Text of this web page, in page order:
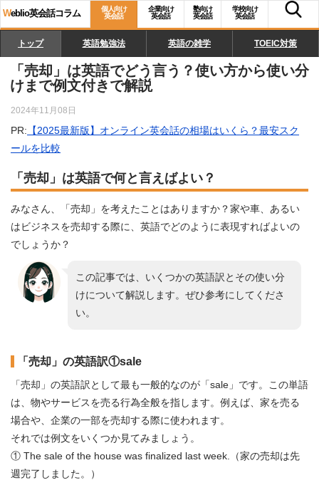
Weblio英会話コラム
個人向け
英会話
企業向け
英会話
塾向け
英会話
学校向け
英会話
トップ 英語勉強法 英語の雑学 TOEIC対策
「売却」は英語でどう言う？使い方から使い分
けまで例文付きで解説
2024年11月08日
PR: 【2025最新版】オンライン英会話の相場はいくら？最安スク
ールを比較
「売却」は英語で何と言えばよい？
みなさん、「売却」を考えたことはありますか？家や車、あるい
はビジネスを売却する際に、英語でどのように表現すればよいの
でしょうか？
この記事では、いくつかの英語訳とその使い分
けについて解説します。ぜひ参考にしてくださ
い。
「売却」の英語訳①sale
「売却」の英語訳として最も一般的なのが「sale」です。この単語
は、物やサービスを売る行為全般を指します。例えば、家を売る
場合や、企業の一部を売却する際に使われます。
それでは例文をいくつか見てみましょう。
① The sale of the house was finalized last week.（家の売却は先
週完了しました。）